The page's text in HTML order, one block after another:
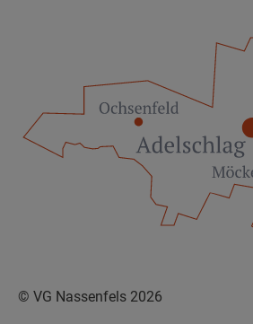
© VG Nassenfels 2026